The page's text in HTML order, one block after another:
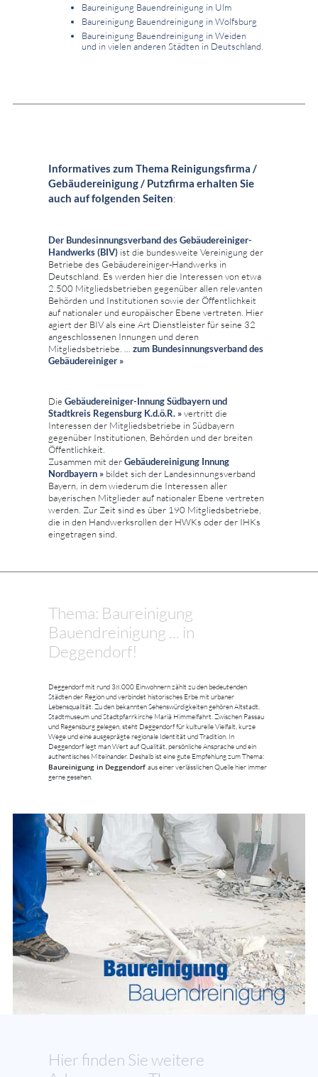
Baureinigung Bauendreinigung in Ulm
Baureinigung Bauendreinigung in Wolfsburg
Baureinigung Bauendreinigung in Weiden
und in vielen anderen Städten in Deutschland.
Informatives zum Thema Reinigungsfirma /
Gebäudereinigung / Putzfirma erhalten Sie
auch auf folgenden Seiten:
Der Bundesinnungsverband des Gebäudereiniger-
Handwerks (BIV) ist die bundesweite Vereinigung der
Betriebe des Gebäudereiniger-Handwerks in
Deutschland. Es werden hier die Interessen von etwa
2.500 Mitgliedsbetrieben gegenüber allen relevanten
Behörden und Institutionen sowie der Öffentlichkeit
auf nationaler und europäischer Ebene vertreten. Hier
agiert der BIV als eine Art Dienstleister für seine 32
angeschlossenen Innungen und deren
Mitgliedsbetriebe. ... zum Bundesinnungsverband des
Gebäudereiniger »
Die Gebäudereiniger-Innung Südbayern und
Stadtkreis Regensburg K.d.ö.R. »vertritt die
Interessen der Mitgliedsbetriebe in Südbayern
gegenüber Institutionen, Behörden und der breiten
Öffentlichkeit.
Zusammen mit derGebäudereinigung Innung
Nordbayern » bildet sich der Landesinnungsverband
Bayern, in dem wiederum die Interessen aller
bayerischen Mitglieder auf nationaler Ebene vertreten
werden. Zur Zeit sind es über 190 Mitgliedsbetriebe,
die in den Handwerksrollen der HWKs oder der IHKs
eingetragen sind.
Thema: Baureinigung
Bauendreinigung ... in
Deggendorf!
Deggendorf mit rund 38.000 Einwohnern zählt zu den bedeutenden
Städten der Region und verbindet historisches Erbe mit urbaner
Lebensqualität. Zu den bekannten Sehenswürdigkeiten gehören Altstadt,
Stadtmuseum und Stadtpfarrkirche Mariä Himmelfahrt. Zwischen Passau
und Regensburg gelegen, steht Deggendorf für kulturelle Vielfalt, kurze
Wege und eine ausgeprägte regionale Identität und Tradition. In
Deggendorf legt man Wert auf Qualität, persönliche Ansprache und ein
authentisches Miteinander. Deshalb ist eine gute Empfehlung zum Thema:
Baureinigung in Deggendorf aus einer verlässlichen Quelle hier immer
gerne gesehen.
Hier finden Sie weitere